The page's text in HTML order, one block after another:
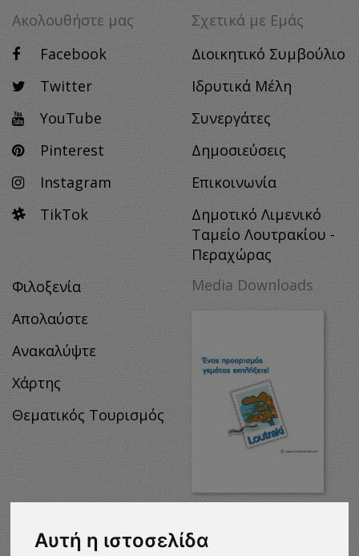
Αυτή η ιστοσελίδα
Ακολουθήστε μας
Facebook
Twitter
YouTube
Pinterest
Instagram
TikTok
Σχετικά με Eμάς
Διοικητικό Συμβούλιο
Ιδρυτικά Μέλη
Συνεργάτες
Δημοσιεύσεις
Επικοινωνία
Δημοτικό Λιμενικό
Ταμείο Λουτρακίου -
Περαχώρας
Φιλοξενία
Απολαύστε
Ανακαλύψτε
Χάρτης
Θεματικός Τουρισμός
Media Downloads